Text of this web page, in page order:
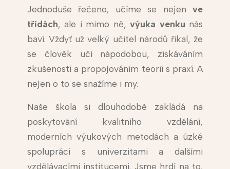
Jednoduše řečeno, učíme se nejenve
třídách, ale i mimo ně,výuka venku nás
baví. Vždyť už velký učitel národů říkal, že
se člověk učí nápodobou, získáváním
zkušeností a propojováním teorií s praxí. A
nejen o to se snažíme i my.
Naše škola si dlouhodobě zakládá na
poskytování kvalitního vzdělání,
moderních výukových metodách a úzké
spolupráci s univerzitami a dalšími
vzdělávacími institucemi. Jsme hrdí na to,